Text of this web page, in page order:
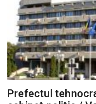
Prefectul